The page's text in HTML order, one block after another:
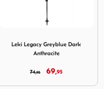
Leki Legacy Greyblue Dark
Anthracite
74,95 69,95